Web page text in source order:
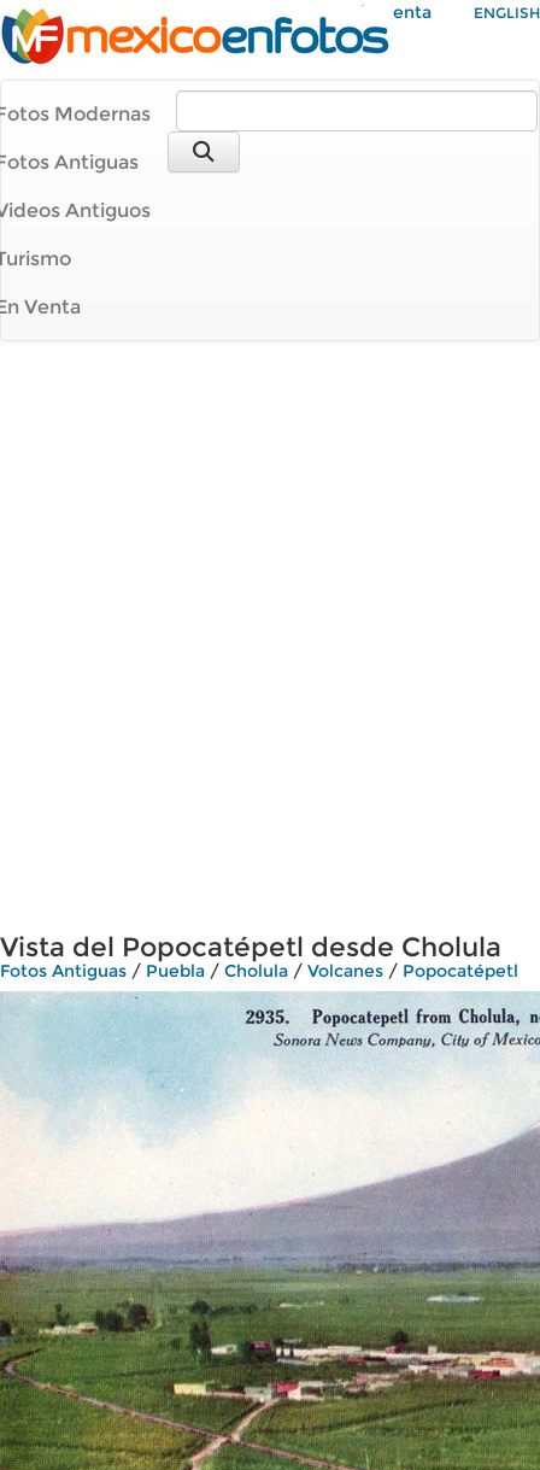
Mi Cuenta ENGLISH
Modernas
Antiguas
Antiguos
Venta
Vista del Popocatépetl desde Cholula
Fotos Antiguas / Puebla / Cholula / Volcanes / Popocatépetl